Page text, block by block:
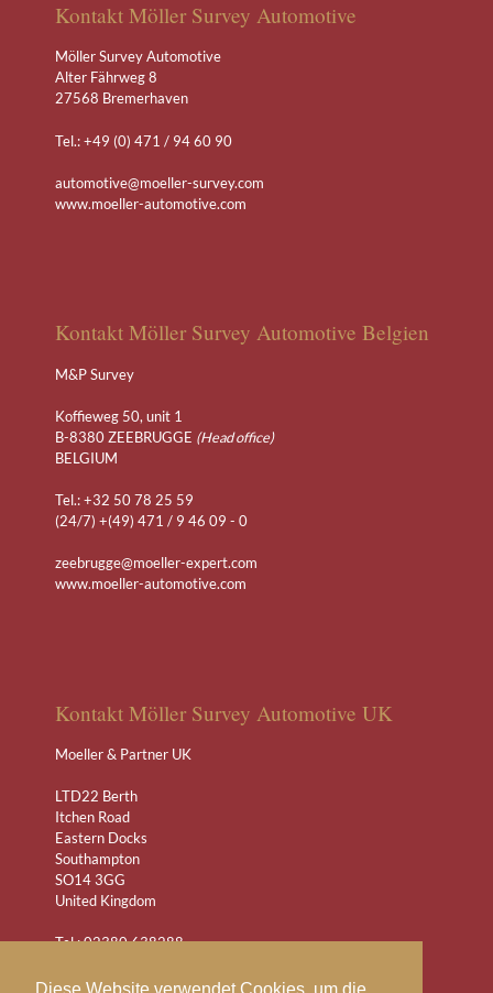
Kontakt Möller Survey Automotive
Möller Survey Automotive
Alter Fährweg 8
27568 Bremerhaven
Tel.: +49 (0) 471 / 94 60 90
automotive@moeller-survey.com
www.moeller-automotive.com
Kontakt Möller Survey Automotive Belgien
M&P Survey
Koffieweg 50, unit 1
B-8380 ZEEBRUGGE (Head office)
BELGIUM
Tel.: +32 50 78 25 59
(24/7) +(49) 471 / 9 46 09 - 0
zeebrugge@moeller-expert.com
www.moeller-automotive.com
Kontakt Möller Survey Automotive UK
Moeller & Partner UK
LTD22 Berth
Itchen Road
Eastern Docks
Southampton
SO14 3GG
United Kingdom
Tel.: 02380 638288
(24/7) +(49) 471 / 9 46 09 - 0